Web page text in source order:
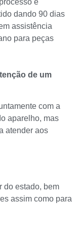
dando 90 dias
assistência
para peças
de um
com a
aparelho, mas
atender aos
do estado, bem
assim como para